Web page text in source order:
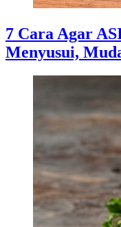
7 Cara Agar
Menyusui,